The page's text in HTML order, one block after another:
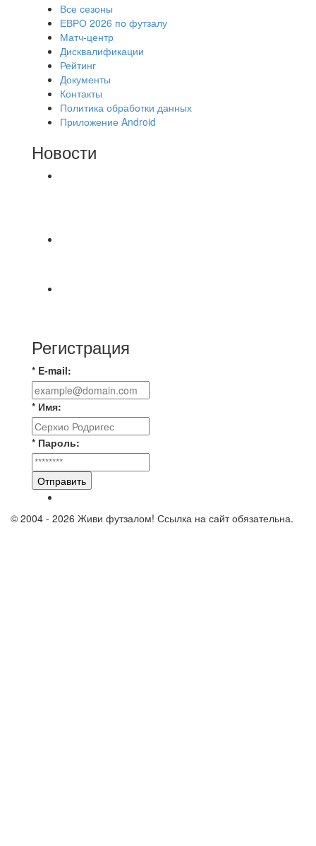
Все сезоны
ЕВРО 2026 по футзалу
Матч-центр
Дисквалификации
Рейтинг
Документы
Контакты
Политика обработки данных
Приложение Android
Новости
Регистрация
* E-mail:
* Имя:
* Пароль:
Отправить
© 2004 - 2026 Живи футзалом! Ссылка на сайт обязательна.